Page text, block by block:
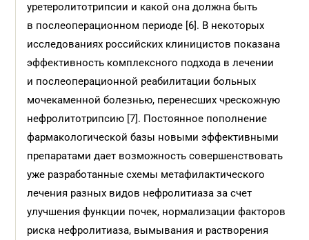
уретеролитотрипсии и какой она должна быть
в послеоперационном периоде [6]. В некоторых
исследованиях российских клиницистов показана
эффективность комплексного подхода в лечении
и послеоперационной реабилитации больных
мочекаменной болезнью, перенесших чрескожную
нефролитотрипсию [7]. Постоянное пополнение
фармакологической базы новыми эффективными
препаратами дает возможность совершенствовать
уже разработанные схемы метафилактического
лечения разных видов нефролитиаза за счет
улучшения функции почек, нормализации факторов
риска нефролитиаза, вымывания и растворения